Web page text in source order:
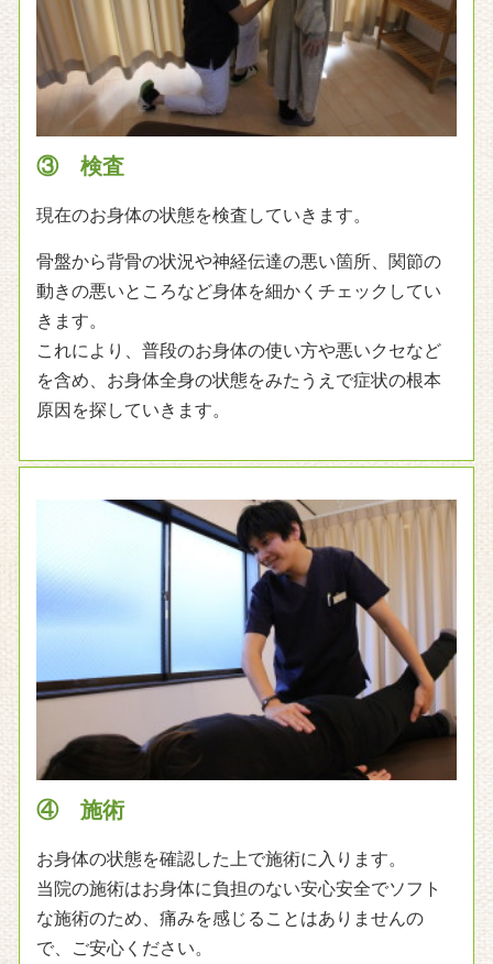
③ 検査
現在のお身体の状態を検査していきます。
骨盤から背骨の状況や神経伝達の悪い箇所、関節の
動きの悪いところなど身体を細かくチェックしてい
きます。
これにより、普段のお身体の使い方や悪いクセなど
を含め、お身体全身の状態をみたうえで症状の根本
原因を探していきます。
④ 施術
お身体の状態を確認した上で施術に入ります。
当院の施術はお身体に負担のない安心安全でソフト
な施術のため、痛みを感じることはありませんの
で、ご安心ください。